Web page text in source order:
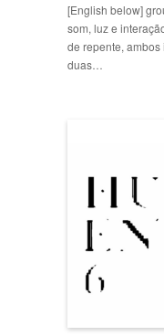
[English below]
som, luz e
de repente,
duas…